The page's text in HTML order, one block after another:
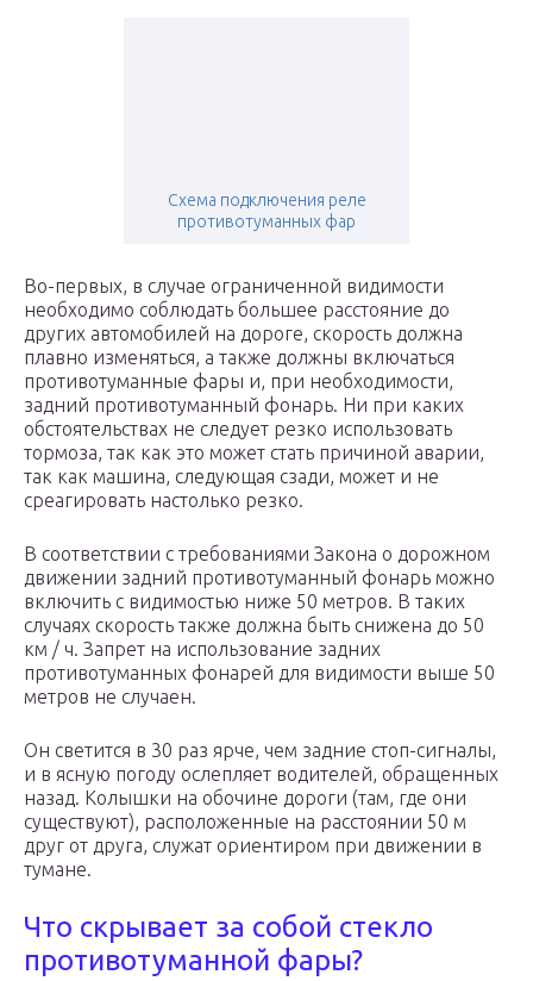
Схема подключения реле
противотуманных фар
Во-первых, в случае ограниченной видимости
необходимо соблюдать большее расстояние до
других автомобилей на дороге, скорость должна
плавно изменяться, а также должны включаться
противотуманные фары и, при необходимости,
задний противотуманный фонарь. Ни при каких
обстоятельствах не следует резко использовать
тормоза, так как это может стать причиной аварии,
так как машина, следующая сзади, может и не
среагировать настолько резко.
В соответствии с требованиями Закона о дорожном
движении задний противотуманный фонарь можно
включить с видимостью ниже 50 метров. В таких
случаях скорость также должна быть снижена до 50
км / ч. Запрет на использование задних
противотуманных фонарей для видимости выше 50
метров не случаен.
Он светится в 30 раз ярче, чем задние стоп-сигналы,
и в ясную погоду ослепляет водителей, обращенных
назад. Колышки на обочине дороги (там, где они
существуют), расположенные на расстоянии 50 м
друг от друга, служат ориентиром при движении в
тумане.
Что скрывает за собой стекло
противотуманной фары?